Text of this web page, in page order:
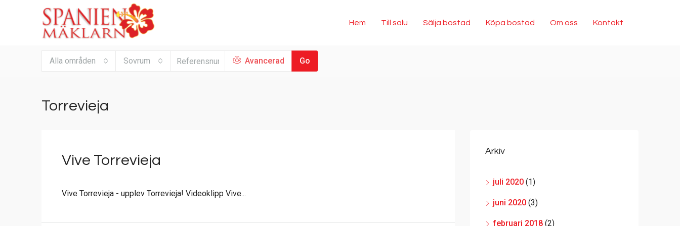
Hem Till salu Sälja bostad Köpa bostad Om oss Kontakt
Alla områden Sovrum Avancerad Go
Torrevieja
Vive Torrevieja
Vive Torrevieja - upplev Torrevieja! Videoklipp Vive...
Arkiv
juli 2020 (1)
juni 2020 (3)
februari 2018 (2)